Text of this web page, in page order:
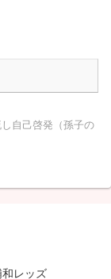
自己啓発（孫子の
和レッズ